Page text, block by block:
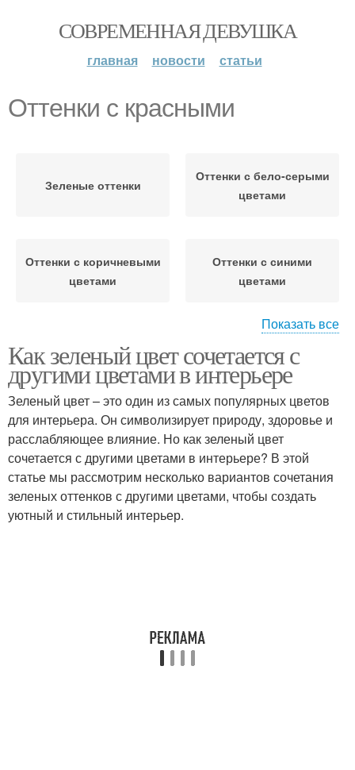
СОВРЕМЕННАЯ ДЕВУШКА
главная новости статьи
Оттенки с красными
Зеленые оттенки
Оттенки с бело-серыми
цветами
Оттенки с коричневыми
цветами
Оттенки с синими
цветами
Оттенки с желтыми
цветами
цветами
Показать все
Как зеленый цвет сочетается с
другими цветами в интерьере
Зеленый цвет – это один из самых популярных цветов
для интерьера. Он символизирует природу, здоровье и
расслабляющее влияние. Но как зеленый цвет
сочетается с другими цветами в интерьере? В этой
статье мы рассмотрим несколько вариантов сочетания
зеленых оттенков с другими цветами, чтобы создать
уютный и стильный интерьер.